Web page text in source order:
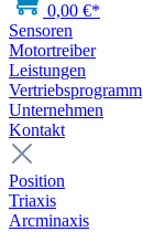
0,00 €*
Sensoren
Motortreiber
Leistungen
Vertriebsprogramm
Unternehmen
Kontakt
Position
Triaxis
Arcminaxis